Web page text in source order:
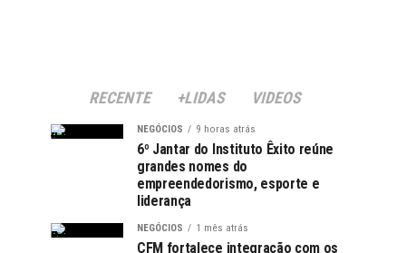
RECENTE +LIDAS VIDEOS
NEGÓCIOS 9 horas atrás
6º Jantar do Instituto Êxito reúne
grandes nomes do
empreendedorismo, esporte e
liderança
NEGÓCIOS 1 mês atrás
CFM fortalece integração com os